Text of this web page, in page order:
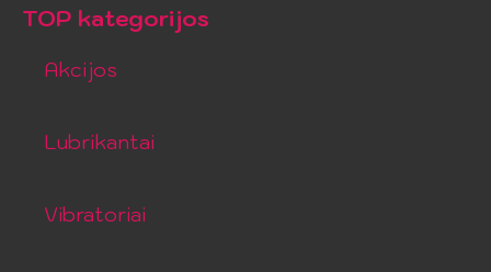
TOP kategorijos
Akcijos
Lubrikantai
Vibratoriai